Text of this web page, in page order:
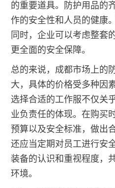
的重要道具。防护用品的
作的安全性和人员的健康
同时，企业可以考虑整套
更全面的安全保障。
总的来说，成都市场上的
大，具体的价格受多种因
选择合适的工作服不仅关
业负责任的体现。在购买
预算以及安全标准，做出
还应当定期对员工进行安
装备的认识和重视程度，
环境。